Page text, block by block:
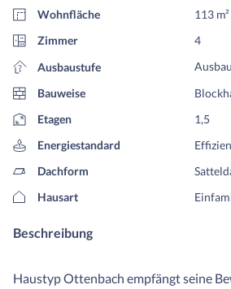
Wohnfläche
113 m²
Zimmer
4
Ausbaustufe
Bauweise
Etagen
1,5
Energiestandard
Dachform
Hausart
Beschreibung
Haustyp Ottenbach empfängt seine